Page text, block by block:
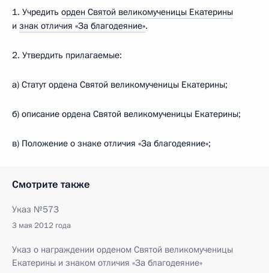
1. Учредить орден Святой великомученицы Екатерины
и знак отличия «За благодеяние».
2. Утвердить прилагаемые:
а) Статут ордена Святой великомученицы Екатерины;
б) описание ордена Святой великомученицы Екатерины;
в) Положение о знаке отличия «За благодеяние»;
Смотрите также
Указ №573
3 мая 2012 года
Указ о награждении орденом Святой великомученицы
Екатерины и знаком отличия «За благодеяние»